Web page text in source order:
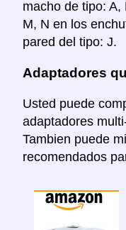
macho de tipo: A,
M, N en los
pared del tipo: J.
Adaptadores
Usted puede
adaptadores
Tambien puede
recomendados